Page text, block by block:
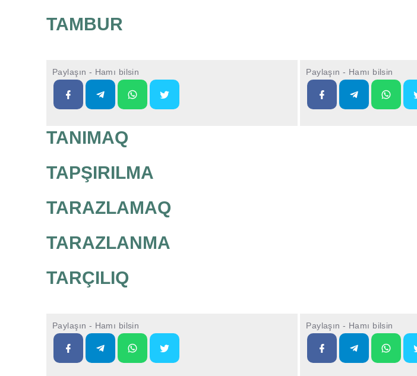
TAMBUR
Paylaşın - Hamı bilsin Paylaşın - Hamı bilsin
TANIMAQ
TAPŞIRILMA
TARAZLAMAQ
TARAZLANMA
TARÇILIQ
Paylaşın - Hamı bilsin Paylaşın - Hamı bilsin